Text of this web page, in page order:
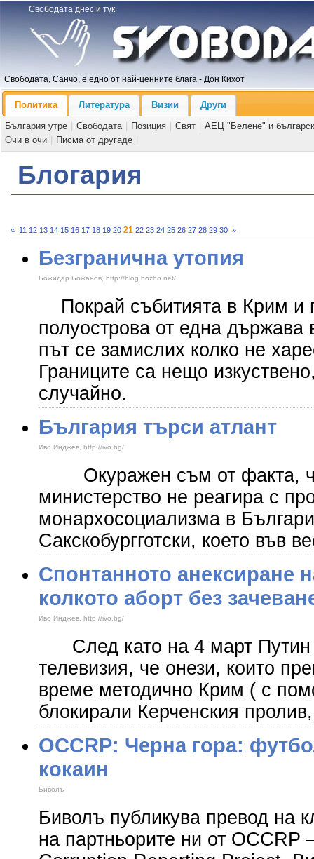
Свободата днес и тук
Свободата, Санчо, е едно от най-ценните блага - Дон Кихот
Политика Литература Визии
Други
България утре
Свободата Позиция Свят
АЕЦ "Белене" и
Очи в очи
Писма от другаде
Блогария
« 11 12 13 14 15 16 17 18 19 20 21 22 23 24 25 26 27 28 29 30 »
Безгранична утопия
Божидар Божанов, http://blog.bozho.net/
Покрай събитията в Крим и
полуострова от една държава
път се замислих колко не
Границите са нещо
случайно.
България търси атлант
Иво Инджев, http://ivo.bg/
Окуражен съм от факта,
министерство не реагира с
монархосоциализма в
Сакскобургготски, което във
Спонтанното анексиране
колкото аборт без
Иво Инджев, http://ivo.bg/
След като на 4 март Путин
телевизия, че онези, които
време методично Крим ( с
блокирали Керченския
OCCRP: Черна гора:
кокаин
Биволъ
Биволъ публикува превод на
на партньорите ни от OCCRP